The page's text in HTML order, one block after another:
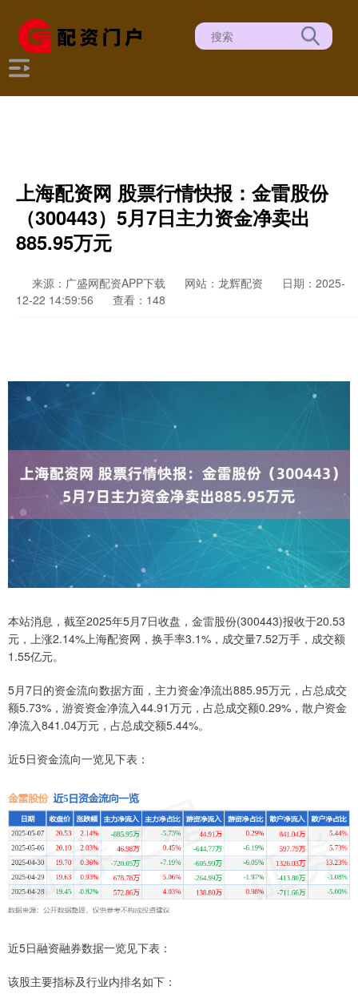
上海配资网 股票行情快报：金雷股份
（300443）5月7日主力资金净卖出
885.95万元
来源：广盛网配资APP下载 网站：龙辉配资
日期：2025-
12-22 14:59:56
查看：148
本站消息，截至2025年5月7日收盘，金雷股份(300443)报收于20.53
元，上涨2.14%上海配资网，换手率3.1%，成交量7.52万手，成交额
1.55亿元。
5月7日的资金流向数据方面，主力资金净流出885.95万元，占总成交
额5.73%，游资资金净流入44.91万元，占总成交额0.29%，散户资金
净流入841.04万元，占总成交额5.44%。
近5日资金流向一览见下表：
近5日融资融券数据一览见下表：
该股主要指标及行业内排名如下：